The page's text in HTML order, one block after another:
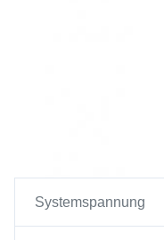
Systemspannung